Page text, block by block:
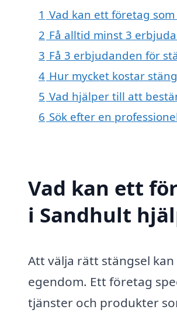
1 Vad kan ett företag
2 Få alltid minst 3
3 Få 3 erbjudanden för
4 Hur mycket kostar
5 Vad hjälper till att
6 Sök efter en
Vad kan ett
i Sandhult
Att välja rätt stängsel
egendom. Ett företag
tjänster och produkter